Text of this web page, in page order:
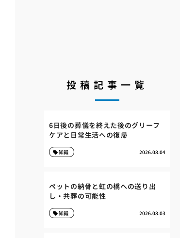
投稿記事一覧
6日後の葬儀を終えた後のグリーフ
ケアと日常生活への復帰
2026.08.04
知識
ペットの納骨と虹の橋への送り出
し・共葬の可能性
2026.08.03
知識